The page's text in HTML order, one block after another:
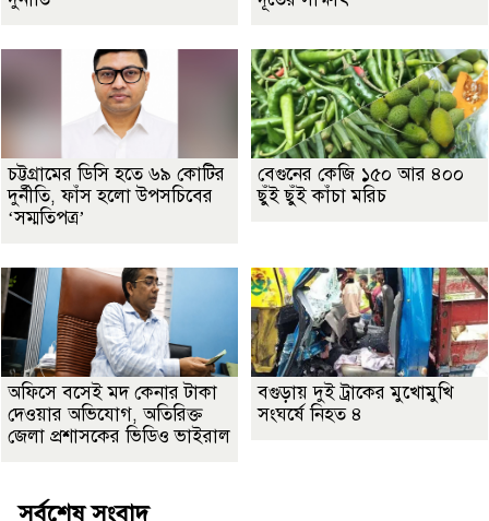
চট্টগ্রামের ডিসি হতে ৬৯ কোটির
দুর্নীতি, ফাঁস হলো উপসচিবের
‘সম্মতিপত্র’
বেগুনের কেজি ১৫০ আর ৪০০
ছুঁই ছুঁই কাঁচা মরিচ
অফিসে বসেই মদ কেনার টাকা
দেওয়ার অভিযোগ, অতিরিক্ত
জেলা প্রশাসকের ভিডিও ভাইরাল
বগুড়ায় দুই ট্রাকের মুখোমুখি
সংঘর্ষে নিহত ৪
সর্বশেষ সংবাদ